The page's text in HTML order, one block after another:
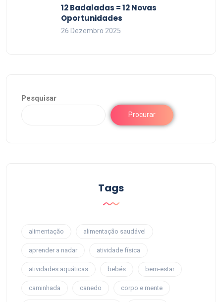
12 Badaladas = 12 Novas
Oportunidades
26 Dezembro 2025
Pesquisar
Procurar
Tags
alimentação alimentação saudável
aprender a nadar atividade física
atividades aquáticas bebés bem-estar
caminhada canedo corpo e mente